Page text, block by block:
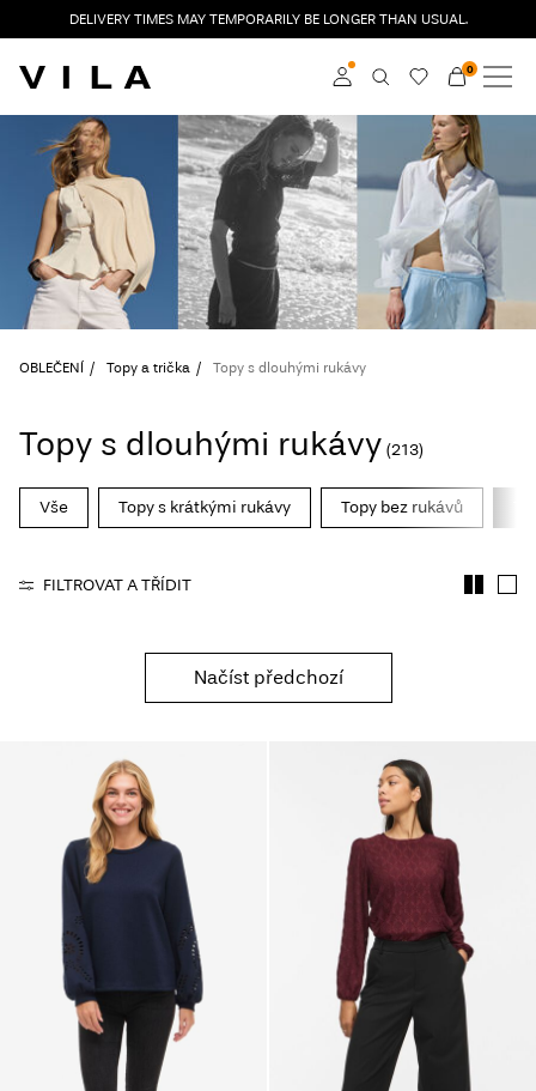
DELIVERY TIMES MAY TEMPORARILY BE LONGER THAN USUAL.
Přihlásit se
Become a member
Learn more about VILA
Club
0
NOVINKY
OBLEČENÍ
TRENDY
VÝPRODEJ
ROUGE EDIT
Přihlásit
se
Any
questions?
OBLEČENÍ Topy a trička Topy s dlouhými rukávy
Topy s dlouhými rukávy (213)
Vše Topy s krátkými rukávy Topy bez rukávů
FILTROVAT A TŘÍDIT
Načíst předchozí